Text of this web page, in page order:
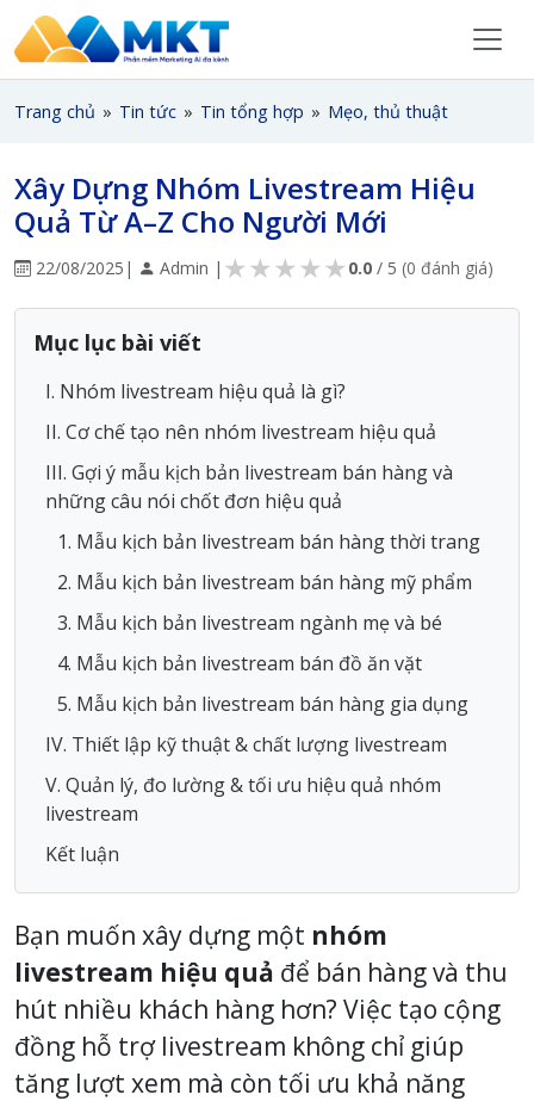
Trang chủ » Tin tức » Tin tổng hợp » Mẹo, thủ thuật
Xây Dựng Nhóm Livestream Hiệu
Quả Từ A–Z Cho Người Mới
22/08/2025 | Admin | ★
★
★
★
★ 0.0 / 5 (0 đánh giá)
Mục lục bài viết
I. Nhóm livestream hiệu quả là gì?
II. Cơ chế tạo nên nhóm livestream hiệu quả
III. Gợi ý mẫu kịch bản livestream bán hàng và
những câu nói chốt đơn hiệu quả
1. Mẫu kịch bản livestream bán hàng thời trang
2. Mẫu kịch bản livestream bán hàng mỹ phẩm
3. Mẫu kịch bản livestream ngành mẹ và bé
4. Mẫu kịch bản livestream bán đồ ăn vặt
5. Mẫu kịch bản livestream bán hàng gia dụng
IV. Thiết lập kỹ thuật & chất lượng livestream
V. Quản lý, đo lường & tối ưu hiệu quả nhóm
livestream
Kết luận
Bạn muốn xây dựng một nhóm
livestream hiệu quả để bán hàng và thu
hút nhiều khách hàng hơn? Việc tạo cộng
đồng hỗ trợ livestream không chỉ giúp
tăng lượt xem mà còn tối ưu khả năng